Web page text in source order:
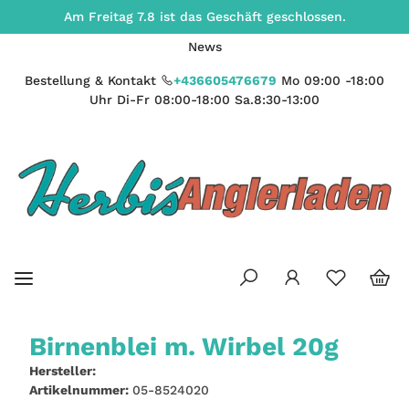
Am Freitag 7.8 ist das Geschäft geschlossen.
News
Bestellung & Kontakt +436605476679 Mo 09:00 -18:00
Uhr Di-Fr 08:00-18:00 Sa.8:30-13:00
Birnenblei m. Wirbel 20g
Hersteller:
Artikelnummer: 05-8524020